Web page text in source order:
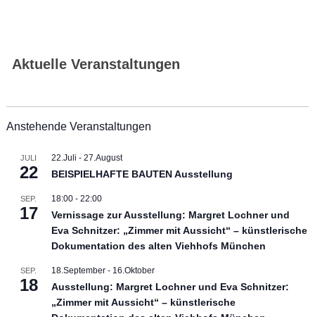
Aktuelle Veranstaltungen
Anstehende Veranstaltungen
JULI
22
22.Juli - 27.August
BEISPIELHAFTE BAUTEN Ausstellung
SEP.
17
18:00- 22:00
Vernissage zur Ausstellung: Margret Lochner und
Eva Schnitzer: „Zimmer mit Aussicht“ – künstlerische
Dokumentation des alten Viehhofs München
SEP.
18
18.September- 16.Oktober
Ausstellung: Margret Lochner und Eva Schnitzer:
„Zimmer mit Aussicht“ – künstlerische